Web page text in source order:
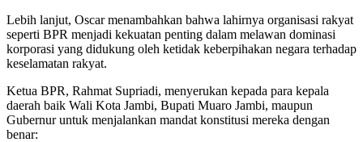
Lebih lanjut, Oscar menambahkan bahwa lahirnya organisasi rakyat
seperti BPR menjadi kekuatan penting dalam melawan dominasi
korporasi yang didukung oleh ketidak keberpihakan negara terhadap
keselamatan rakyat.
Ketua BPR, Rahmat Supriadi, menyerukan kepada para kepala
daerah baik Wali Kota Jambi, Bupati Muaro Jambi, maupun
Gubernur untuk menjalankan mandat konstitusi mereka dengan
benar: